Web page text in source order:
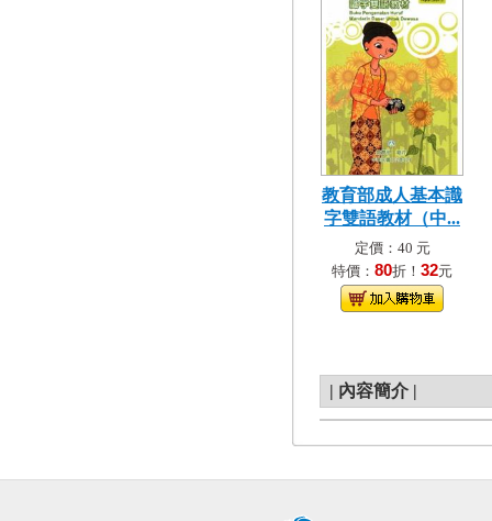
教育部成人基本識
字雙語教材（中...
定價：40 元
特價： 80折！ 32元
| 內容簡介 |